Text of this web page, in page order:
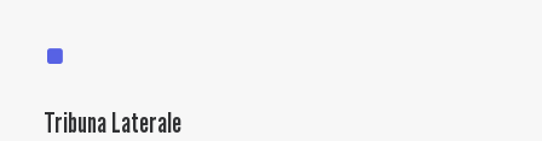
Tribuna Laterale